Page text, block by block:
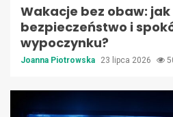
Wakacje bez obaw:
bezpieczeństwo i
wypoczynku?
Joanna Piotrowska 23 lipca 2026